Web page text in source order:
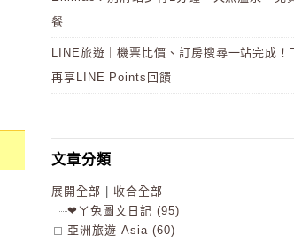
餐
LINE旅遊｜機票比價、訂房搜尋一站完成！
再享LINE Points回饋
文章分類
展開全部
收合全部
❤ㄚ兔圖文日記 (95)
亞洲旅遊 Asia (60)